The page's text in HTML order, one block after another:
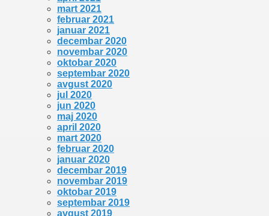
mart 2021
februar 2021
januar 2021
decembar 2020
novembar 2020
oktobar 2020
septembar 2020
avgust 2020
jul 2020
jun 2020
maj 2020
april 2020
mart 2020
februar 2020
januar 2020
decembar 2019
novembar 2019
oktobar 2019
septembar 2019
avgust 2019